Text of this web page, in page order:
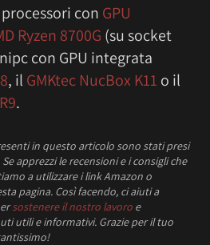
con GPU
Ryzen 8700G (su socket
con GPU integrata
, il GMKtec NucBox K11 o il
.
in questo articolo sono stati presi
Se apprezzi le recensioni e i consigli che
a utilizzare i link Amazon o
pagina. Così facendo, ci aiuti a
sostenere il nostro lavoro e
utili e informativi. Grazie per il tuo